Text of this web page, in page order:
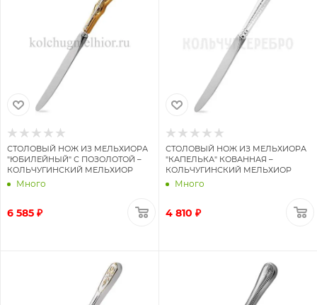
СТОЛОВЫЙ НОЖ ИЗ МЕЛЬХИОРА
"ЮБИЛЕЙНЫЙ" С ПОЗОЛОТОЙ –
КОЛЬЧУГИНСКИЙ МЕЛЬХИОР
Много
6 585 ₽
СТОЛОВЫЙ НОЖ ИЗ МЕЛЬХИОРА
"КАПЕЛЬКА" КОВАННАЯ –
КОЛЬЧУГИНСКИЙ МЕЛЬХИОР
Много
4 810 ₽